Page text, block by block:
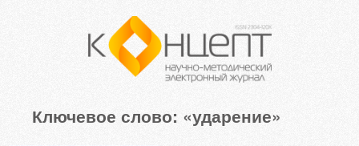
Ключевое слово: «ударение»